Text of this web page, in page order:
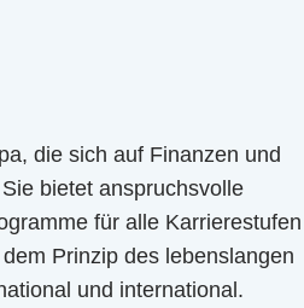
die sich auf Finanzen und
bietet anspruchsvolle
für alle Karrierestufen
Prinzip des lebenslangen
und international.